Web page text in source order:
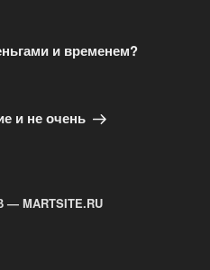
и временем?
и не очень
MARTSITE.RU